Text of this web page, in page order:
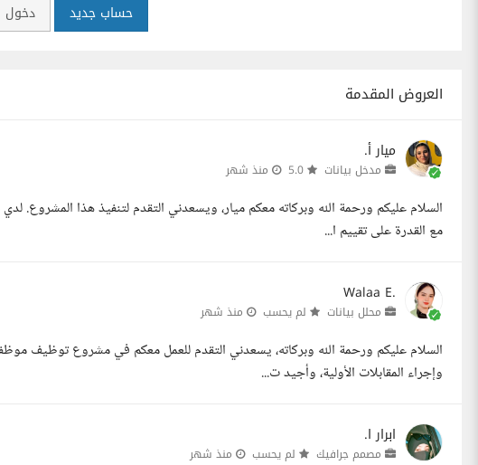
حساب جديد دخول
العروض المقدمة
ميار أ.
مدخل بيانات منذ شهر
السلام عليكم ورحمة الله وبركاته معكم ميار، ويسعدني التقدم لتنفيذ هذا المشروع.
مع القدرة على تقييم ا...
Walaa E.
محلل بيانات لم يحسب منذ شهر
السلام عليكم ورحمة الله وبركاته، يسعدني التقدم للعمل معكم في مشروع توظيف
وإجراء المقابلات الأولية، وأجيد ت...
ابرار ا.
مصمم جرافيك لم يحسب منذ شهر